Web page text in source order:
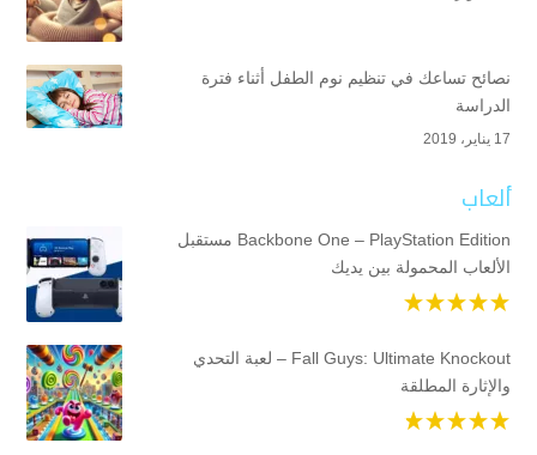
نصائح تساعك في تنظيم نوم الطفل أثناء فترة
الدراسة
17 يناير، 2019
ألعاب
Backbone One – PlayStation Edition مستقبل
الألعاب المحمولة بين يديك
Fall Guys: Ultimate Knockout – لعبة التحدي
والإثارة المطلقة